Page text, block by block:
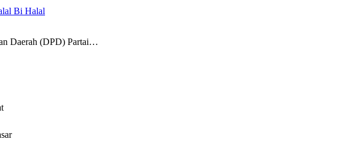
Bi Halal
Daerah (DPD) Partai…